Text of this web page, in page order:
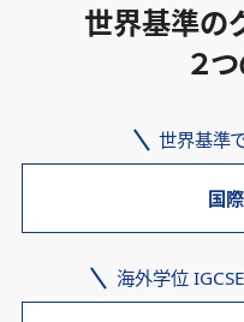
世界基準の
２
世界基準
国
海外学位